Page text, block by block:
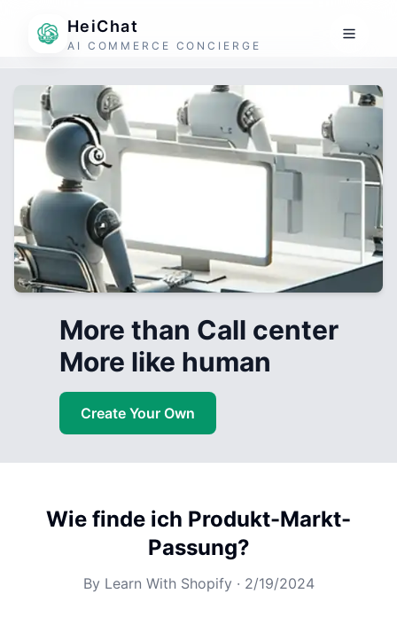
HeiChat
AI COMMERCE CONCIERGE
More than Call center
More like human
Create Your Own
Wie finde ich Produkt-Markt-
Passung?
By Learn With Shopify · 2/19/2024